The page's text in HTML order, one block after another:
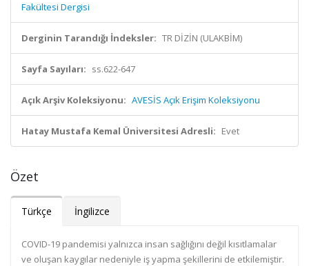
Fakültesi Dergisi
Derginin Tarandığı İndeksler: TR DİZİN (ULAKBİM)
Sayfa Sayıları: ss.622-647
Açık Arşiv Koleksiyonu: AVESİS Açık Erişim Koleksiyonu
Hatay Mustafa Kemal Üniversitesi Adresli: Evet
Özet
Türkçe İngilizce
COVID-19 pandemisi yalnızca insan sağlığını değil kısıtlamalar
ve oluşan kaygılar nedeniyle iş yapma şekillerini de etkilemiştir.